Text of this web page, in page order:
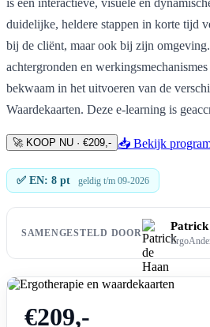
is een interactieve, visuele en
duidelijke, heldere stappen in korte tijd
bij de cliënt, maar ook bij zijn
achtergronden en
bekwaam in het uitvoeren van de
Waardekaarten. Deze e-learning is
🚀 KOOP NU · €209,- 📥 Bekijk
✅ EN: 8 pt geldig t/m 09-2026
SAMENGESTELD DOOR
Patrick
€209,-